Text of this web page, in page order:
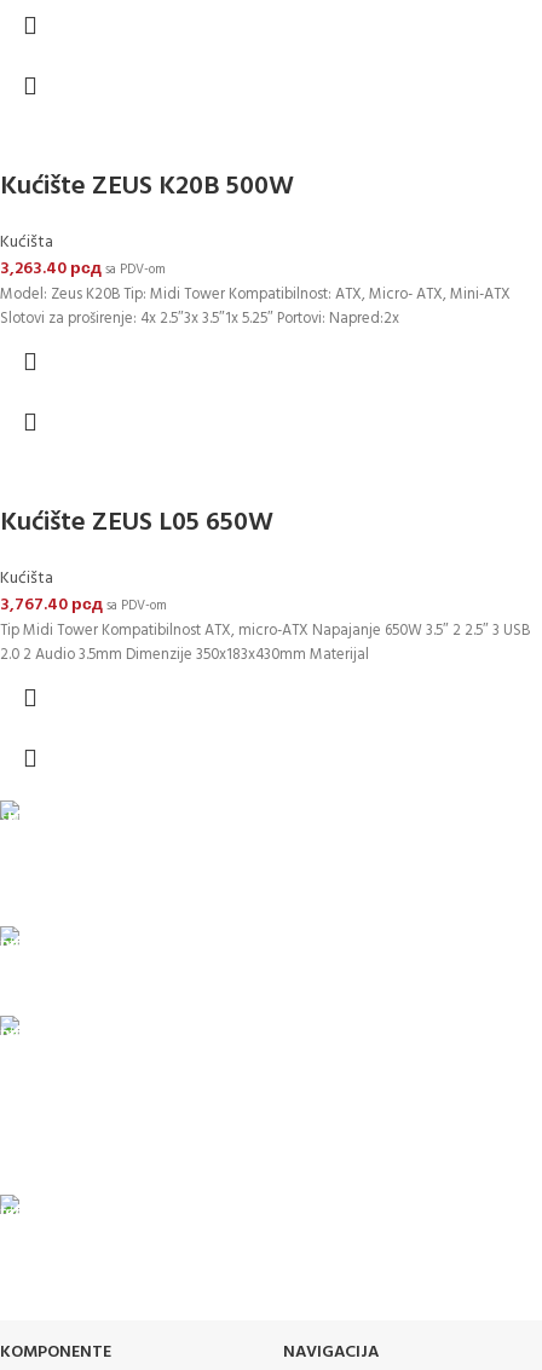
Kućište ZEUS K20B 500W
Kućišta
3,263.40рсдsa PDV-om
Model: Zeus K20B Tip: Midi Tower Kompatibilnost: ATX, Micro- ATX, Mini-ATX
Slotovi za proširenje: 4x 2.5″3x 3.5″1x 5.25″ Portovi: Napred:2x
Kućište ZEUS L05 650W
Kućišta
3,767.40рсдsa PDV-om
Tip Midi Tower Kompatibilnost ATX, micro-ATX Napajanje 650W 3.5″ 2 2.5″ 3 USB
2.0 2 Audio 3.5mm Dimenzije 350x183x430mm Materijal
KOMPONENTE
NAVIGACIJA